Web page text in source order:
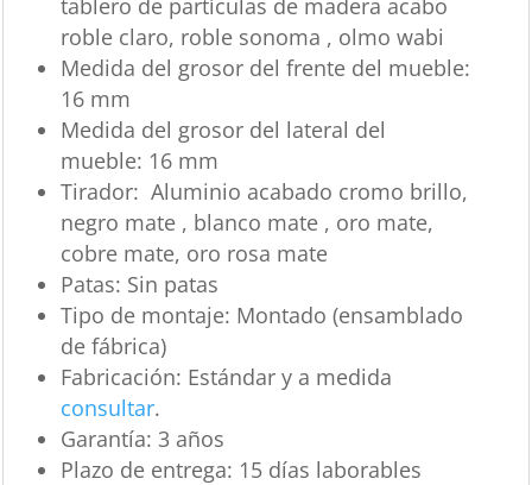
tablero de partículas de madera acabo
roble claro, roble sonoma , olmo wabi
Medida del grosor del frente del mueble:
16 mm
Medida del grosor del lateral del
mueble: 16 mm
Tirador: Aluminio acabado cromo brillo,
negro mate , blanco mate , oro mate,
cobre mate, oro rosa mate
Patas: Sin patas
Tipo de montaje: Montado (ensamblado
de fábrica)
Fabricación: Estándar y a medida
consultar.
Garantía: 3 años
Plazo de entrega: 15 días laborables